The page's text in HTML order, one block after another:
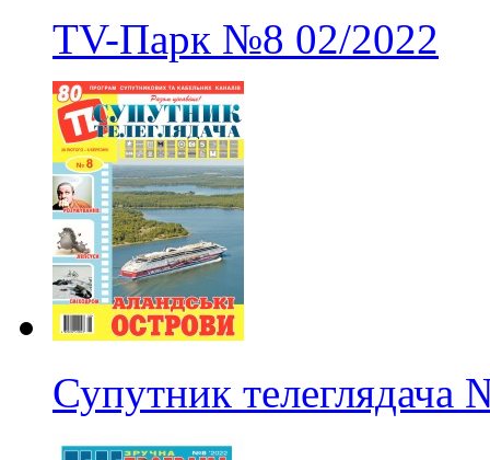
TV-Парк №8 02/2022
Супутник телеглядача